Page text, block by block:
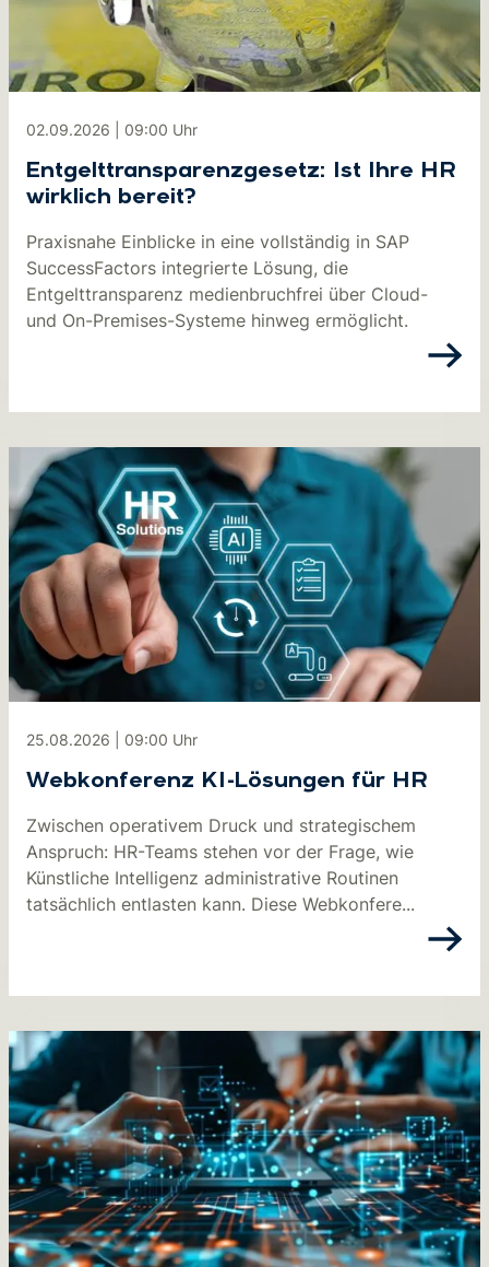
02.09.2026 09:00 Uhr
Entgelttransparenzgesetz: Ist Ihre HR
wirklich bereit?
Praxisnahe Einblicke in eine vollständig in SAP
SuccessFactors integrierte Lösung, die
Entgelttransparenz medienbruchfrei über Cloud-
und On-Premises-Systeme hinweg ermöglicht.
25.08.2026 09:00 Uhr
Webkonferenz KI-Lösungen für HR
Zwischen operativem Druck und strategischem
Anspruch: HR-Teams stehen vor der Frage, wie
Künstliche Intelligenz administrative Routinen
tatsächlich entlasten kann. Diese Webkonfere...